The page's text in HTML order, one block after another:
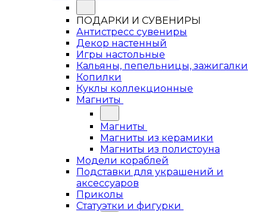
ПОДАРКИ И СУВЕНИРЫ
Антистресс сувениры
Декор настенный
Игры настольные
Кальяны, пепельницы, зажигалки
Копилки
Куклы коллекционные
Магниты
Магниты
Магниты из керамики
Магниты из полистоуна
Модели кораблей
Подставки для украшений и
аксессуаров
Приколы
Статуэтки и фигурки